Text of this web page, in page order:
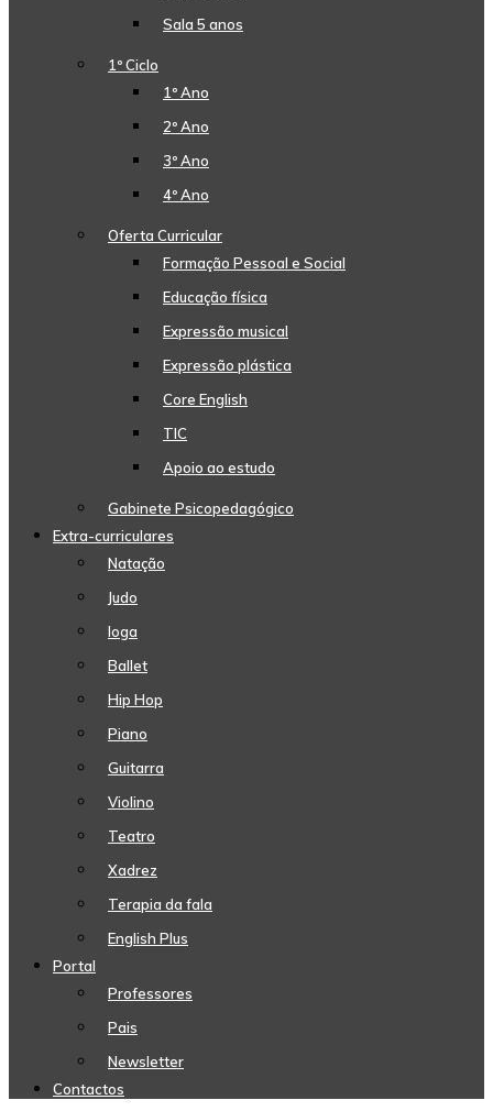
Sala 5 anos
1º Ciclo
1º Ano
2º Ano
3º Ano
4º Ano
Oferta Curricular
Formação Pessoal e Social
Educação física
Expressão musical
Expressão plástica
Core English
TIC
Apoio ao estudo
Gabinete Psicopedagógico
Extra-curriculares
Natação
Judo
Ioga
Ballet
Hip Hop
Piano
Guitarra
Violino
Teatro
Xadrez
Terapia da fala
English Plus
Portal
Professores
Pais
Newsletter
Contactos